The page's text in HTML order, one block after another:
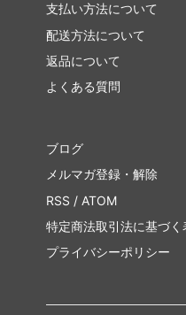
支払い方法について
配送方法について
返品について
よくある質問
ブログ
メルマガ登録・解除
RSS / ATOM
特定商法取引法に基づく
プライバシーポリシー